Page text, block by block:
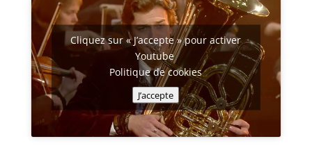
Cliquez sur « J’accepte » pour activer
Youtube
Politique de cookies
J’accepte